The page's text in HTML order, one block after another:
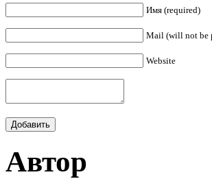
Имя (required)
Mail (will not be
Website
Автор